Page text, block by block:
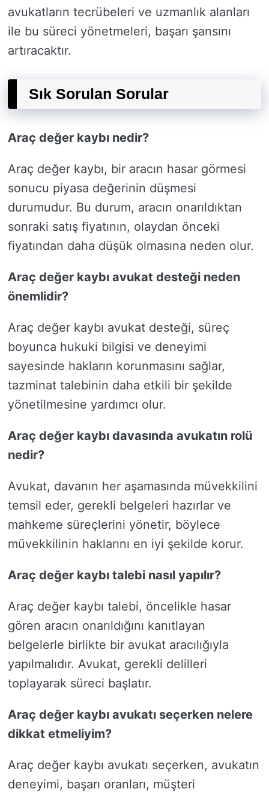
avukatların tecrübeleri ve uzmanlık alanları
ile bu süreci yönetmeleri, başarı şansını
artıracaktır.
Sık Sorulan Sorular
Araç değer kaybı nedir?
Araç değer kaybı, bir aracın hasar görmesi
sonucu piyasa değerinin düşmesi
durumudur. Bu durum, aracın onarıldıktan
sonraki satış fiyatının, olaydan önceki
fiyatından daha düşük olmasına neden olur.
Araç değer kaybı avukat desteği neden
önemlidir?
Araç değer kaybı avukat desteği, süreç
boyunca hukuki bilgisi ve deneyimi
sayesinde hakların korunmasını sağlar,
tazminat talebinin daha etkili bir şekilde
yönetilmesine yardımcı olur.
Araç değer kaybı davasında avukatın rolü
nedir?
Avukat, davanın her aşamasında müvekkilini
temsil eder, gerekli belgeleri hazırlar ve
mahkeme süreçlerini yönetir, böylece
müvekkilinin haklarını en iyi şekilde korur.
Araç değer kaybı talebi nasıl yapılır?
Araç değer kaybı talebi, öncelikle hasar
gören aracın onarıldığını kanıtlayan
belgelerle birlikte bir avukat aracılığıyla
yapılmalıdır. Avukat, gerekli delilleri
toplayarak süreci başlatır.
Araç değer kaybı avukatı seçerken nelere
dikkat etmeliyim?
Araç değer kaybı avukatı seçerken, avukatın
deneyimi, başarı oranları, müşteri